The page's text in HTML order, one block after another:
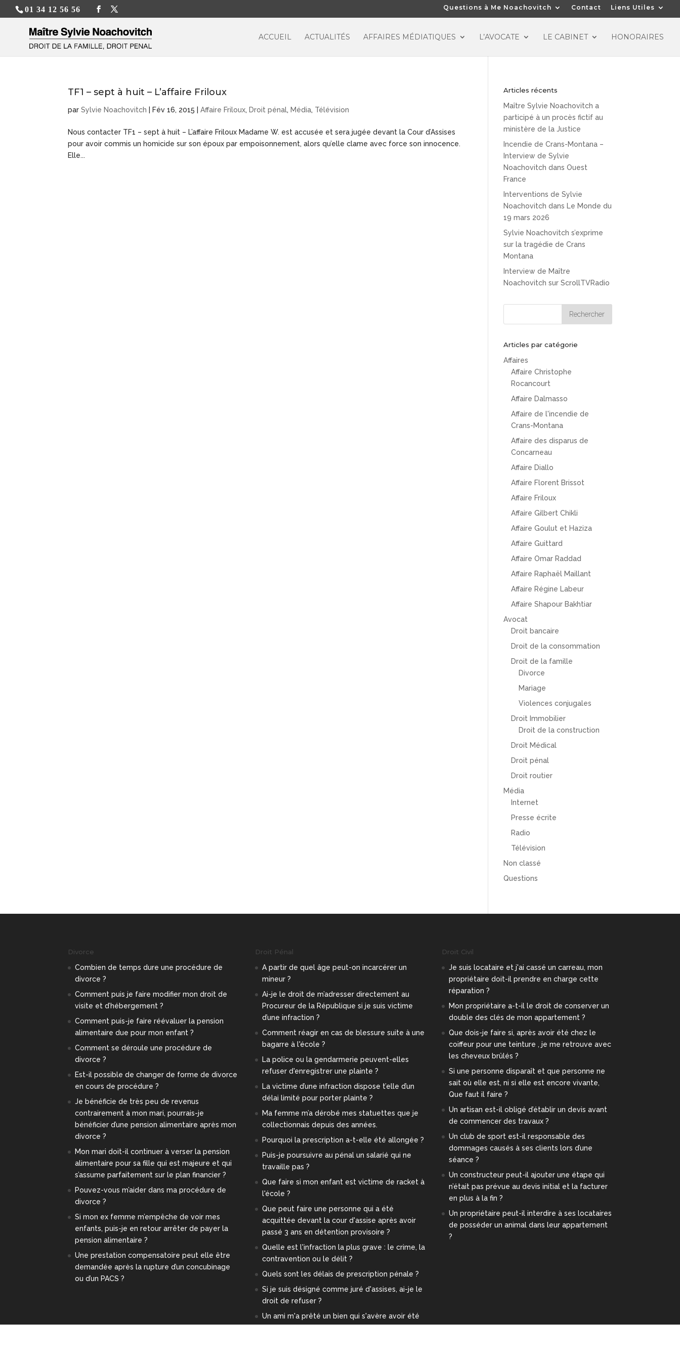
01 34 12 56 56 Questions à Me Noachovitch Contact Liens Utiles
ACCUEIL ACTUALITÉS AFFAIRES MÉDIATIQUES L’AVOCATE LE CABINET HONORAIRES
TF1 – sept à huit – L’affaire Friloux
parSylvie Noachovitch Fév 16, 2015 |Affaire Friloux, Droit pénal, Média, Télévision
Nous contacter TF1 – sept à huit – L’affaire Friloux Madame W. est accusée et sera jugée devant la Cour d’Assises
pour avoir commis un homicide sur son époux par empoisonnement, alors qu’elle clame avec force son innocence.
Elle...
Articles récents
Maître Sylvie Noachovitch a
participé à un procès fictif au
ministère de la Justice
Incendie de Crans-Montana –
Interview de Sylvie
Noachovitch dans Ouest
France
Interventions de Sylvie
Noachovitch dans Le Monde du
19 mars 2026
Sylvie Noachovitch s’exprime
sur la tragédie de Crans
Montana
Interview de Maître
Noachovitch sur ScrollTVRadio
Articles par catégorie
Affaires
Affaire Christophe
Rocancourt
Affaire Dalmasso
Affaire de l'incendie de
Crans-Montana
Affaire des disparus de
Concarneau
Affaire Diallo
Affaire Florent Brissot
Affaire Friloux
Affaire Gilbert Chikli
Affaire Goulut et Haziza
Affaire Guittard
Affaire Omar Raddad
Affaire Raphaël Maillant
Affaire Régine Labeur
Affaire Shapour Bakhtiar
Avocat
Droit bancaire
Droit de la consommation
Droit de la famille
Divorce
Mariage
Violences conjugales
Droit Immobilier
Droit de la construction
Droit Médical
Droit pénal
Droit routier
Média
Internet
Presse écrite
Radio
Télévision
Non classé
Questions
Divorce
Combien de temps dure une procédure de
divorce ?
Comment puis je faire modifier mon droit de
visite et d’hébergement ?
Comment puis-je faire réévaluer la pension
alimentaire due pour mon enfant ?
Comment se déroule une procédure de
divorce ?
Est-il possible de changer de forme de divorce
en cours de procédure ?
Je bénéficie de très peu de revenus
contrairement à mon mari, pourrais-je
bénéficier d’une pension alimentaire après mon
divorce ?
Mon mari doit-il continuer à verser la pension
alimentaire pour sa fille qui est majeure et qui
s’assume parfaitement sur le plan financier ?
Pouvez-vous m’aider dans ma procédure de
divorce ?
Si mon ex femme m’empêche de voir mes
enfants, puis-je en retour arrêter de payer la
pension alimentaire ?
Une prestation compensatoire peut elle être
demandée après la rupture d’un concubinage
ou d’un PACS ?
Droit Pénal
A partir de quel âge peut-on incarcérer un
mineur ?
Ai-je le droit de m’adresser directement au
Procureur de la République si je suis victime
d’une infraction ?
Comment réagir en cas de blessure suite à une
bagarre à l'école ?
La police ou la gendarmerie peuvent-elles
refuser d'enregistrer une plainte ?
La victime d’une infraction dispose t’elle d’un
délai limité pour porter plainte ?
Ma femme m’a dérobé mes statuettes que je
collectionnais depuis des années.
Pourquoi la prescription a-t-elle été allongée ?
Puis-je poursuivre au pénal un salarié qui ne
travaille pas ?
Que faire si mon enfant est victime de racket à
l'école ?
Que peut faire une personne qui a été
acquittée devant la cour d'assise après avoir
passé 3 ans en détention provisoire ?
Quelle est l'infraction la plus grave : le crime, la
contravention ou le délit ?
Quels sont les délais de prescription pénale ?
Si je suis désigné comme juré d'assises, ai-je le
droit de refuser ?
Un ami m'a prêté un bien qui s'avère avoir été
volé. Est-ce-que je risque quelque chose ?
Droit Civil
Je suis locataire et j'ai cassé un carreau, mon
propriétaire doit-il prendre en charge cette
réparation ?
Mon propriétaire a-t-il le droit de conserver un
double des clés de mon appartement ?
Que dois-je faire si, après avoir été chez le
coiffeur pour une teinture , je me retrouve avec
les cheveux brûlés ?
Si une personne disparaît et que personne ne
sait où elle est, ni si elle est encore vivante,
Que faut il faire ?
Un artisan est-il obligé d’établir un devis avant
de commencer des travaux ?
Un club de sport est-il responsable des
dommages causés à ses clients lors d’une
séance ?
Un constructeur peut-il ajouter une étape qui
n’était pas prévue au devis initial et la facturer
en plus à la fin ?
Un propriétaire peut-il interdire à ses locataires
de posséder un animal dans leur appartement
?